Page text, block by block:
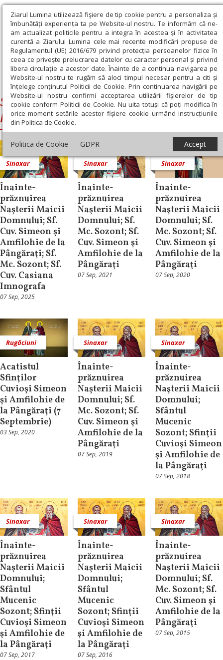
Ziarul Lumina utilizează fişiere de tip cookie pentru a personaliza și
îmbunătăți experiența ta pe Website-ul nostru. Te informăm că ne-
am actualizat politicile pentru a integra în acestea și în activitatea
curentă a Ziarului Lumina cele mai recente modificări propuse de
Regulamentul (UE) 2016/679 privind protecția persoanelor fizice în
ceea ce privește prelucrarea datelor cu caracter personal și privind
libera circulație a acestor date. Înainte de a continua navigarea pe
Website-ul nostru te rugăm să aloci timpul necesar pentru a citi și
înțelege conținutul Politicii de Cookie. Prin continuarea navigării pe
Website-ul nostru confirmi acceptarea utilizării fişierelor de tip
cookie conform Politicii de Cookie. Nu uita totuși că poți modifica în
orice moment setările acestor fişiere cookie urmând instrucțiunile
din Politica de Cookie.
Politica de Cookie GDPR Accept
Ziarul Lumina › Sfinţii Simeon şi Amfilohie de la Pângăraţi
Sfinţii Simeon şi Amfilohie de la
Pângăraţi
Sinaxar
Înainte-
prăznuirea
Naşterii Maicii
Domnului; Sf.
Cuv. Simeon şi
Amfilohie de la
Pângăraţi; Sf.
Mc. Sozont; Sf.
Cuv. Casiana
Imnografa
07 Sep, 2025
Sinaxar
Înainte-
prăznuirea
Naşterii Maicii
Domnului; Sf.
Mc. Sozont; Sf.
Cuv. Simeon şi
Amfilohie de la
Pângăraţi
07 Sep, 2021
Sinaxar
Înainte-
prăznuirea
Naşterii Maicii
Domnului; Sf.
Mc. Sozont; Sf.
Cuv. Simeon şi
Amfilohie de la
Pângăraţi
07 Sep, 2020
Rugăciuni
Acatistul
Sfinţilor
Cuvioşi Simeon
şi Amfilohie de
la Pângăraţi (7
Septembrie)
03 Sep, 2020
Sinaxar
Înainte-
prăznuirea
Naşterii Maicii
Domnului; Sf.
Mc. Sozont; Sf.
Cuv. Simeon şi
Amfilohie de la
Pângăraţi
07 Sep, 2019
Sinaxar
Înainte-
prăznuirea
Naşterii Maicii
Domnului;
Sfântul
Mucenic
Sozont; Sfinţii
Cuvioşi Simeon
şi Amfilohie de
la Pângăraţi
07 Sep, 2018
Sinaxar
Înainte-
prăznuirea
Naşterii Maicii
Domnului;
Sfântul
Mucenic
Sozont; Sfinţii
Cuvioşi Simeon
şi Amfilohie de
la Pângăraţi
07 Sep, 2017
Sinaxar
Înainte-
prăznuirea
Naşterii Maicii
Domnului;
Sfântul
Mucenic
Sozont; Sfinţii
Cuvioşi Simeon
şi Amfilohie de
la Pângăraţi
07 Sep, 2016
Sinaxar
Înainte-
prăznuirea
Naşterii Maicii
Domnului; Sf.
Mc. Sozont; Sf.
Cuv. Simeon şi
Amfilohie de la
Pângăraţi
07 Sep, 2015